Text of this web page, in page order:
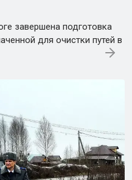
завершена подготовка
для очистки путей в